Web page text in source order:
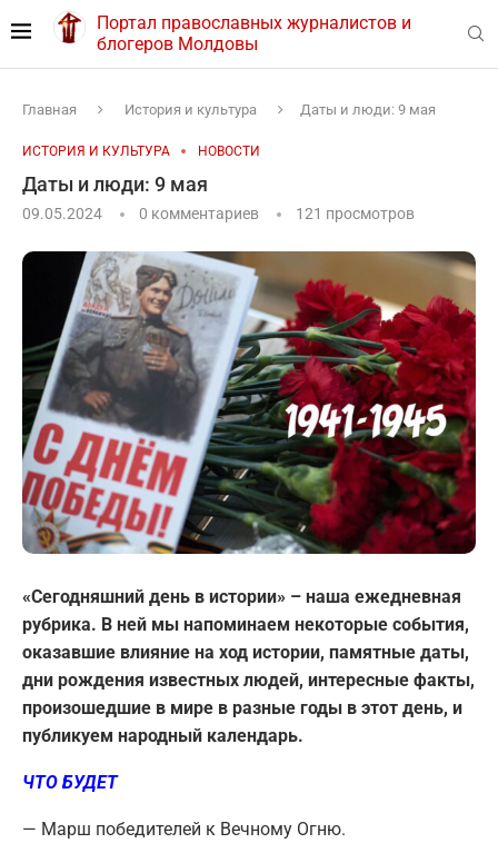
Портал православных журналистов и
блогеров Молдовы
Главная История и культура Даты и люди: 9 мая
ИСТОРИЯ И КУЛЬТУРА НОВОСТИ
Даты и люди: 9 мая
09.05.2024 0 комментариев 121 просмотров
«Сегодняшний день в истории» – наша ежедневная
рубрика. В ней мы напоминаем некоторые события,
оказавшие влияние на ход истории, памятные даты,
дни рождения известных людей, интересные факты,
произошедшие в мире в разные годы в этот день, и
публикуем народный календарь.
ЧТО БУДЕТ
— Марш победителей к Вечному Огню.